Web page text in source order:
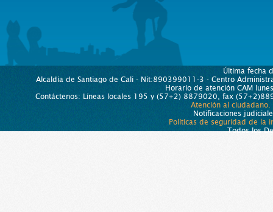
Última fecha
Alcaldía de Santiago de Cali - Nit:890399011-3 - Centro
Horario de atención CAM
Contáctenos: Líneas locales 195 y (57+2) 8879020, fax
Atención al ciudadano.
Notificaciones
Políticas de seguridad de la
Todos los